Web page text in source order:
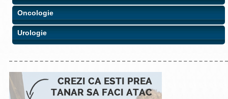
Oncologie
Urologie